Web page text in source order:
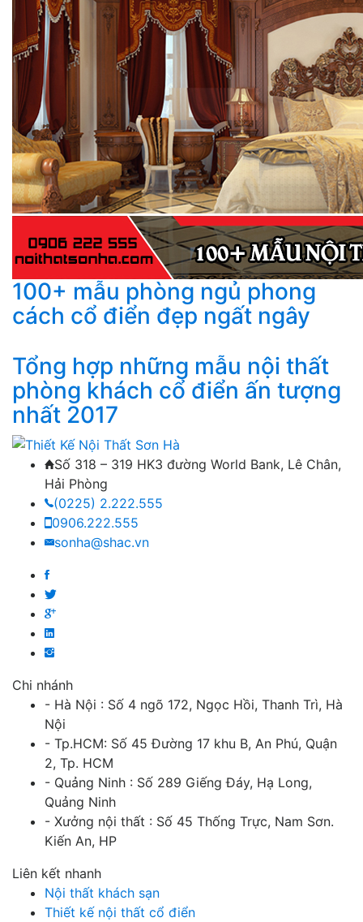
100+ mẫu phòng ngủ phong
cách cổ điển đẹp ngất ngây
Tổng hợp những mẫu nội thất
phòng khách cổ điển ấn tượng
nhất 2017
Số 318 – 319 HK3 đường World Bank, Lê Chân,
Hải Phòng
(0225) 2.222.555
0906.222.555
sonha@shac.vn
Chi nhánh
- Hà Nội : Số 4 ngõ 172, Ngọc Hồi, Thanh Trì, Hà
Nội
- Tp.HCM: Số 45 Đường 17 khu B, An Phú, Quận
2, Tp. HCM
- Quảng Ninh : Số 289 Giếng Đáy, Hạ Long,
Quảng Ninh
- Xưởng nội thất : Số 45 Thống Trực, Nam Sơn.
Kiến An, HP
Liên kết nhanh
Nội thất khách sạn
Thiết kế nội thất cổ điển